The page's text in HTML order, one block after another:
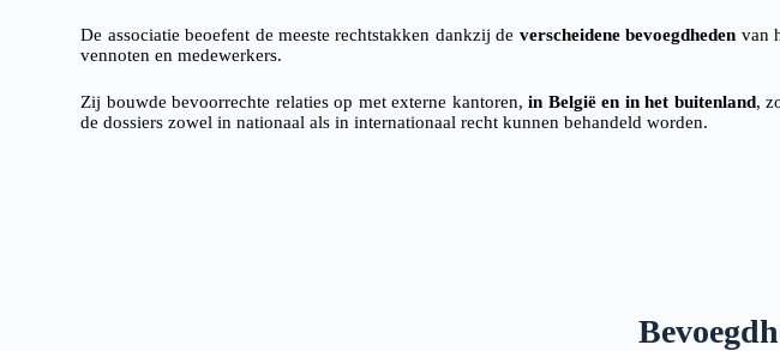
De associatie beoefent de meeste rechtstakken dankzij de verscheidene bevoegdheden van
vennoten en medewerkers.
Zij bouwde bevoorrechte relaties op met externe kantoren,in België en in het buitenland,
de dossiers zowel in nationaal als in internationaal recht kunnen behandeld worden.